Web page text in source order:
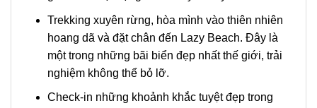
Trekking xuyên rừng, hòa mình vào thiên nhiên
hoang dã và đặt chân đến Lazy Beach. Đây là
một trong những bãi biển đẹp nhất thế giới, trải
nghiệm không thể bỏ lỡ.
Check-in những khoảnh khắc tuyệt đẹp trong